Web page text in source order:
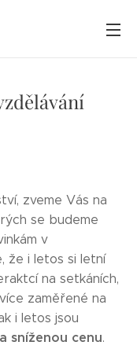
zveme Vás na
se budeme
v
že i letos si letní
na setkáních,
zaměřené na
i letos jsou
sníženou cenu.